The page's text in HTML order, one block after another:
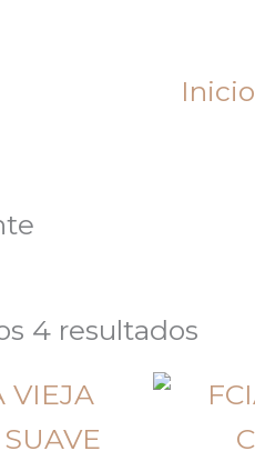
Inicio
4 resultados